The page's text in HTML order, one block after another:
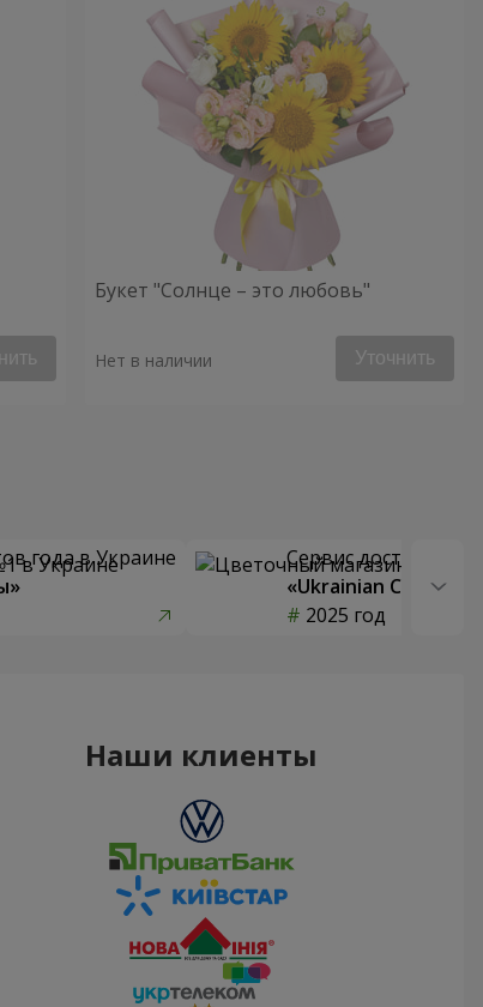
Букет "Солнце – это любовь"
Нет в наличии Уточнить
года в Украине
Сервис доставки
«Ukrainian Choice»
2025 год
Наши клиенты